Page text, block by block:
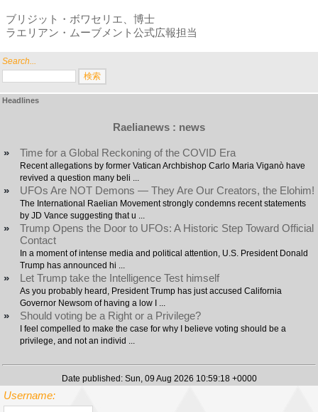
Search...
Headlines
Raelianews : news
» Time for a Global Reckoning of the COVID Era
Recent allegations by former Vatican Archbishop Carlo Maria Viganò have
revived a question many beli ...
» UFOs Are NOT Demons — They Are Our Creators, the Elohim!
The International Raelian Movement strongly condemns recent statements
by JD Vance suggesting that u ...
»
Trump Opens the Door to UFOs: A Historic Step Toward Official
Contact
In a moment of intense media and political attention, U.S. President Donald
Trump has announced hi ...
» Let Trump take the Intelligence Test himself
As you probably heard, President Trump has just accused California
Governor Newsom of having a low I ...
» Should voting be a Right or a Privilege?
I feel compelled to make the case for why I believe voting should be a
privilege, and not an individ ...
Date published: Sun, 09 Aug 2026 10:59:18 +0000
ブリジット・ボワセリエ、博士
ラエリアン・ムーブメント公式広報担当
Username: